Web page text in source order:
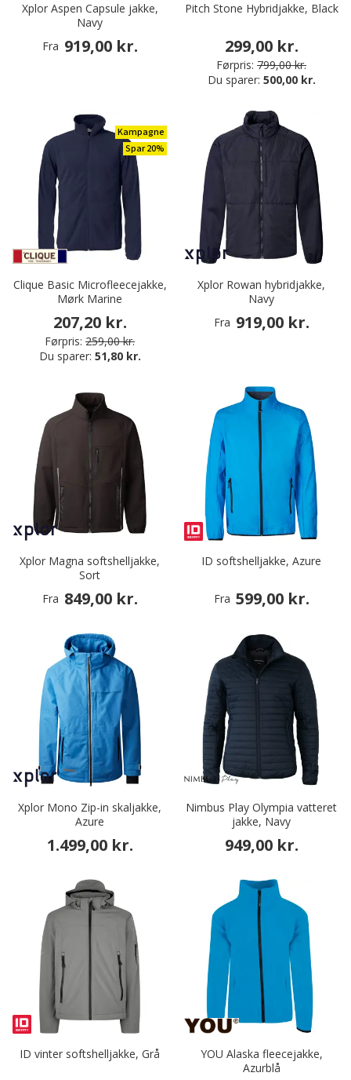
Xplor Aspen Capsule jakke,
Navy
Fra 919,00 kr.
Pitch Stone Hybridjakke, Black
299,00 kr.
Førpris: 799,00 kr.
Du sparer: 500,00 kr.
Kampagne
Spar 20%
Clique Basic Microfleecejakke,
Mørk Marine
207,20 kr.
Førpris: 259,00 kr.
Du sparer: 51,80 kr.
Xplor Rowan hybridjakke,
Navy
Fra 919,00 kr.
Xplor Magna softshelljakke,
Sort
Fra 849,00 kr.
ID softshelljakke, Azure
Fra 599,00 kr.
Xplor Mono Zip-in skaljakke,
Azure
1.499,00 kr.
Nimbus Play Olympia vatteret
jakke, Navy
949,00 kr.
ID vinter softshelljakke, Grå
YOU Alaska fleecejakke,
Azurblå